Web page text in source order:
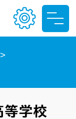
等学校